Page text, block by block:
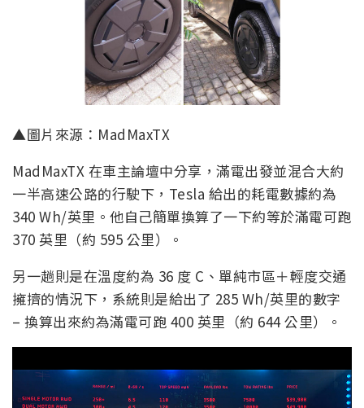
▲圖片來源：MadMaxTX
MadMaxTX 在車主論壇中分享，滿電出發並混合大約
一半高速公路的行駛下，Tesla 給出的耗電數據約為
340 Wh/英里。他自己簡單換算了一下約等於滿電可跑
370 英里（約 595 公里）。
另一趟則是在溫度約為 36 度 C、單純市區＋輕度交通
擁擠的情況下，系統則是給出了 285 Wh/英里的數字
– 換算出來約為滿電可跑 400 英里（約 644 公里）。